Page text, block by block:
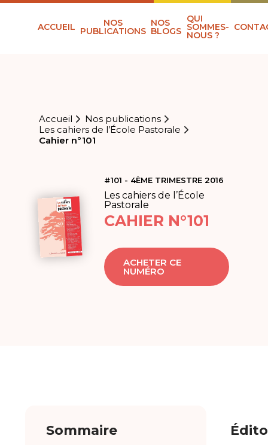
ACCUEIL NOS
PUBLICATIONS
NOS
BLOGS
QUI
SOMMES-
NOUS ?
Accueil
Nos publications
Les cahiers de l’École Pastorale
Cahier n°101
#101 - 4ÈME TRIMESTRE 2016
Les cahiers de l’École
Pastorale
CAHIER N°101
ACHETER CE
NUMÉRO
Sommaire Édito